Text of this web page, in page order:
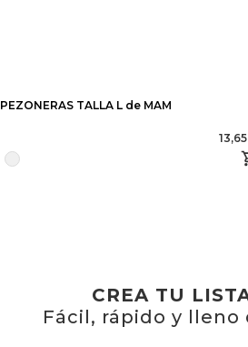
PEZONERAS TALLA L de MAM
CREA TU
Fácil, rápido y lleno